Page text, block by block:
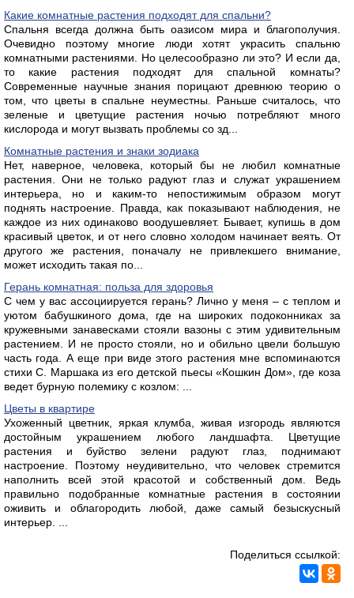
Какие комнатные растения подходят для спальни?
Спальня всегда должна быть оазисом мира и благополучия.
Очевидно поэтому многие люди хотят украсить спальню
комнатными растениями. Но целесообразно ли это? И если да,
то какие растения подходят для спальной комнаты?
Современные научные знания порицают древнюю теорию о
том, что цветы в спальне неуместны. Раньше считалось, что
зеленые и цветущие растения ночью потребляют много
кислорода и могут вызвать проблемы со зд...
Комнатные растения и знаки зодиака
Нет, наверное, человека, который бы не любил комнатные
растения. Они не только радуют глаз и служат украшением
интерьера, но и каким-то непостижимым образом могут
поднять настроение. Правда, как показывают наблюдения, не
каждое из них одинаково воодушевляет. Бывает, купишь в дом
красивый цветок, и от него словно холодом начинает веять. От
другого же растения, поначалу не привлекшего внимание,
может исходить такая по...
Герань комнатная: польза для здоровья
С чем у вас ассоциируется герань? Лично у меня – с теплом и
уютом бабушкиного дома, где на широких подоконниках за
кружевными занавесками стояли вазоны с этим удивительным
растением. И не просто стояли, но и обильно цвели большую
часть года. А еще при виде этого растения мне вспоминаются
стихи С. Маршака из его детской пьесы «Кошкин Дом», где коза
ведет бурную полемику с козлом: ...
Цветы в квартире
Ухоженный цветник, яркая клумба, живая изгородь являются
достойным украшением любого ландшафта. Цветущие
растения и буйство зелени радуют глаз, поднимают
настроение. Поэтому неудивительно, что человек стремится
наполнить всей этой красотой и собственный дом. Ведь
правильно подобранные комнатные растения в состоянии
оживить и облагородить любой, даже самый безыскусный
интерьер. ...
Поделиться ссылкой: